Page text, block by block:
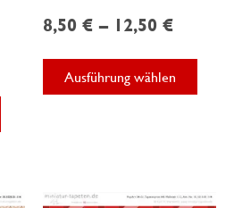
8,50 € – 12,50 €
Ausführung wählen
Die